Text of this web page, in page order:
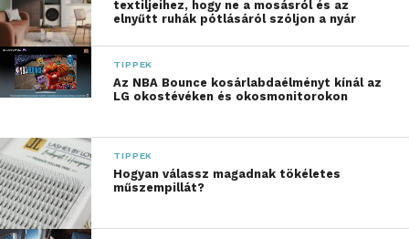
nagy megmérettetés, de a kapcsolódás ünnepe is
lesz, egy 5 éve formálódó, támogató és inspiráló
közösségé.
textiljeihez, hogy ne a mosásról és az
elnyűtt ruhák pótlásáról szóljon a nyár
TIPPEK
Az NBA Bounce kosárlabdaélményt kínál az
LG okostévéken és okosmonitorokon
TIPPEK
Hogyan válassz magadnak tökéletes
műszempillát?